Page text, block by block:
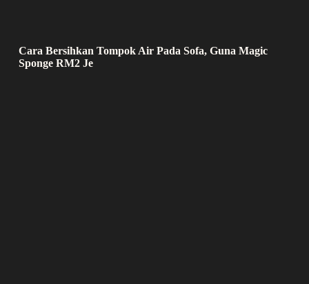
Cara Bersihkan Tompok Air Pada Sofa, Guna Magic
Sponge RM2 Je